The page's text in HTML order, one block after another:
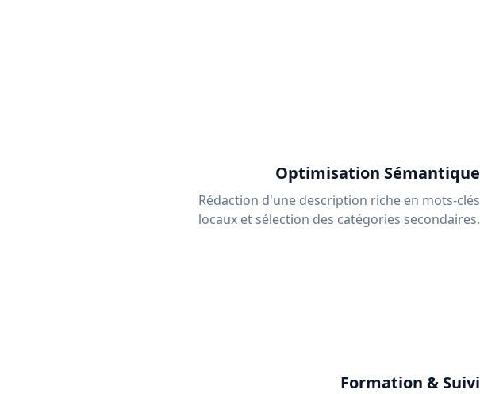
Optimisation Sémantique
Rédaction d'une description riche en mots-clés
locaux et sélection des catégories secondaires.
Formation & Suivi